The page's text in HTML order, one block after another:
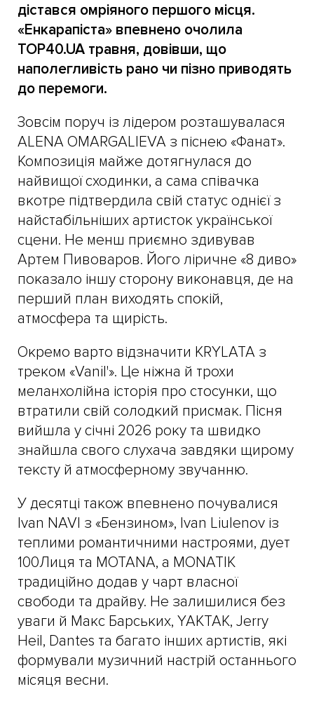
дістався омріяного першого місця.
«Енкарапіста» впевнено очолила
TOP40.UA травня, довівши, що
наполегливість рано чи пізно приводять
до перемоги.
Зовсім поруч із лідером розташувалася
ALENA OMARGALIEVA з піснею «Фанат».
Композиція майже дотягнулася до
найвищої сходинки, а сама співачка
вкотре підтвердила свій статус однієї з
найстабільніших артисток української
сцени. Не менш приємно здивував
Артем Пивоваров. Його ліричне «8 диво»
показало іншу сторону виконавця, де на
перший план виходять спокій,
атмосфера та щирість.
Окремо варто відзначити KRYLATA з
треком «Vanil'». Це ніжна й трохи
меланхолійна історія про стосунки, що
втратили свій солодкий присмак. Пісня
вийшла у січні 2026 року та швидко
знайшла свого слухача завдяки щирому
тексту й атмосферному звучанню.
У десятці також впевнено почувалися
Ivan NAVI з «Бензином», Ivan Liulenov із
теплими романтичними настроями, дует
100Лиця та MOTANA, а MONATIK
традиційно додав у чарт власної
свободи та драйву. Не залишилися без
уваги й Макс Барських, YAKTAK, Jerry
Heil, Dantes та багато інших артистів, які
формували музичний настрій останнього
місяця весни.